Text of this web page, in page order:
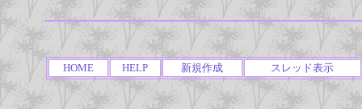
HOME HELP 新規作成 スレッド表示